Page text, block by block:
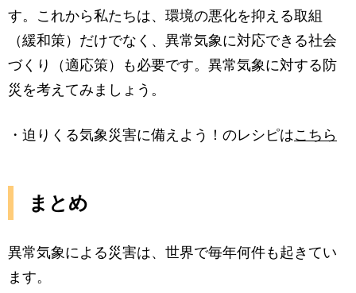
す。これから私たちは、環境の悪化を抑える取組
（緩和策）だけでなく、異常気象に対応できる社会
づくり（適応策）も必要です。異常気象に対する防
災を考えてみましょう。
・迫りくる気象災害に備えよう！のレシピはこちら
まとめ
異常気象による災害は、世界で毎年何件も起きてい
ます。